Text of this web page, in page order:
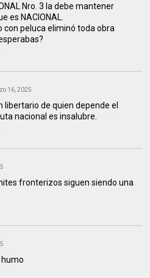
Nro. 3 la debe mantener
es NACIONAL.
con peluca eliminó toda obra
16, 2025
libertario de quien depende el
nacional es insalubre.
fronterizos siguen siendo una